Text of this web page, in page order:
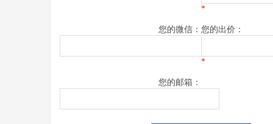
*
您的微信： 您的出价：
*
您的邮箱：